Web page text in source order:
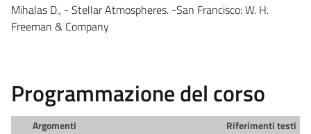
Mihalas D., - Stellar Atmospheres. -San Francisco: W. H.
Freeman & Company
Programmazione del corso
Argomenti
Riferimenti testi